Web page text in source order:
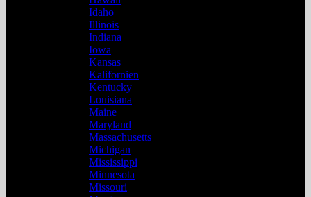
Idaho
Illinois
Indiana
Iowa
Kansas
Kalifornien
Kentucky
Louisiana
Maine
Maryland
Massachusetts
Michigan
Mississippi
Minnesota
Missouri